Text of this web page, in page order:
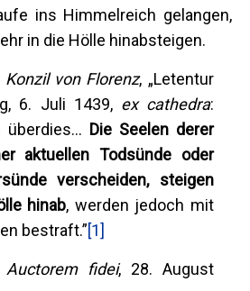
ins Himmelreich gelangen,
in die Hölle hinabsteigen.
Konzil von Florenz, „Letentur
6. Juli 1439, ex cathedra:
überdies… Die Seelen derer
aktuellen Todsünde oder
verscheiden, steigen
hinab, werden jedoch mit
bestraft.”[1]
Auctorem fidei, 28. August